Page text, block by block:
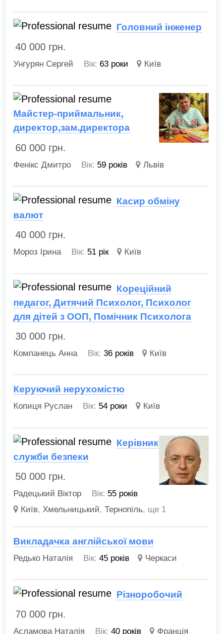
Головний інженер
40 000 грн.
Унгурян Сергей Вік: 63 роки Київ
Майстер-приймальник,
директор,зам.директора
60 000 грн.
Фенікс Дмитро Вік: 59 років Львів
Касир обміну
валют
40 000 грн.
Мороз Ірина Вік: 51 рік Київ
Кореційний
педагог, Дитячий Психолог, Психолог
для дітей з ООП, Помічник Психолога
30 000 грн.
Компанець Анна Вік: 36 років Київ
Керуючий нерухомістю
Копиця Руслан Вік: 54 роки Київ
Керівник
служби безпеки
50 000 грн.
Радецький Віктор Вік: 55 років
Київ, Хмельницький,Тернопіль, ще 1
Викладачка англійської мови
Редько Наталія Вік: 45 років Черкаси
Різноробочий
70 000 грн.
Асламова Наталія Вік: 40 років Франція